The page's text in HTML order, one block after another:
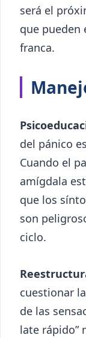
será el
que pueden
franca.
del pánico
Cuando el
amígdala
que los
son
ciclo.
cuestionar
de las
late rápido”